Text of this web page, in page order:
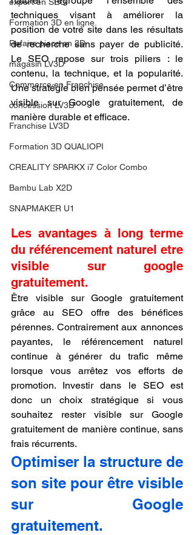
Formation 3D en ligne.
Refaire piece en 3D
magasin LV3D
Commerce en Franchise
concession LV3D
Franchise LV3D
Formation 3D QUALIOPI
CREALITY SPARKX i7 Color Combo
Bambu Lab X2D
SNAPMAKER U1
techniques visant à améliorer la
position de votre site dans les résultats
de recherche sans payer de publicité.
Le SEO repose sur trois piliers : le
contenu, la technique, et la popularité.
Une stratégie bien pensée permet d’être
visible sur Google gratuitement, de
manière durable et efficace.
Les avantages à long terme
du référencement naturel etre
visible sur google
gratuitement.
Être visible sur Google gratuitement
grâce au SEO offre des bénéfices
pérennes. Contrairement aux annonces
payantes, le référencement naturel
continue à générer du trafic même
lorsque vous arrêtez vos efforts de
promotion. Investir dans le SEO est
donc un choix stratégique si vous
souhaitez rester visible sur Google
gratuitement de manière continue, sans
frais récurrents.
Optimiser la structure de
son site pour être visible
sur Google
gratuitement.